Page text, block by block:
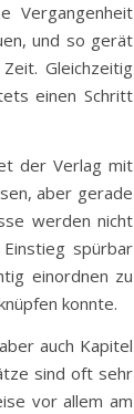
Vergangenheit
und so gerät
Gleichzeitig
einen Schritt
der Verlag mit
aber gerade
werden nicht
spürbar
einordnen zu
konnte.
auch Kapitel
sind oft sehr
vor allem am